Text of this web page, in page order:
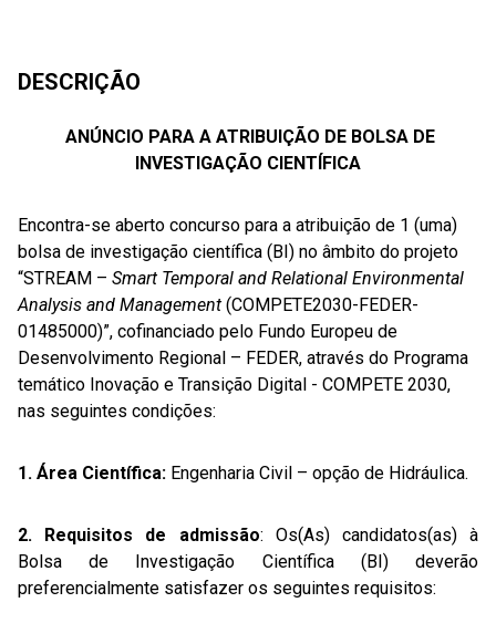
DESCRIÇÃO
ANÚNCIO PARA A ATRIBUIÇÃO DE BOLSA DE
INVESTIGAÇÃO CIENTÍFICA
Encontra-se aberto concurso para a atribuição de 1 (uma)
bolsa de investigação científica (BI) no âmbito do projeto
“STREAM – Smart Temporal and Relational Environmental
Analysis and Management (COMPETE2030-FEDER-
01485000)”, cofinanciado pelo Fundo Europeu de
Desenvolvimento Regional – FEDER, através do Programa
temático Inovação e Transição Digital - COMPETE 2030,
nas seguintes condições:
1. Área Científica: Engenharia Civil – opção de Hidráulica.
2. Requisitos de admissão: Os(As) candidatos(as) à
Bolsa de Investigação Científica (BI) deverão
preferencialmente satisfazer os seguintes requisitos: